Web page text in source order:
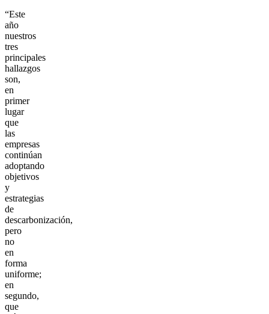
“Este
año
nuestros
tres
principales
hallazgos
son,
en
primer
lugar
que
las
empresas
continúan
adoptando
objetivos
y
estrategias
de
descarbonización,
pero
no
en
forma
uniforme;
en
segundo,
que